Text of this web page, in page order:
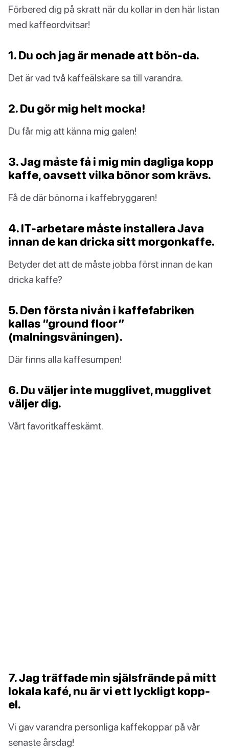
Förbered dig på skratt när du kollar in den här listan
med kaffeordvitsar!
1. Du och jag är menade att bön-da.
Det är vad två kaffeälskare sa till varandra.
2. Du gör mig helt mocka!
Du får mig att känna mig galen!
3. Jag måste få i mig min dagliga kopp
kaffe, oavsett vilka bönor som krävs.
Få de där bönorna i kaffebryggaren!
4. IT-arbetare måste installera Java
innan de kan dricka sitt morgonkaffe.
Betyder det att de måste jobba först innan de kan
dricka kaffe?
5. Den första nivån i kaffefabriken
kallas ”ground floor”
(malningsvåningen).
Där finns alla kaffesumpen!
6. Du väljer inte mugglivet, mugglivet
väljer dig.
Vårt favoritkaffeskämt.
7. Jag träffade min själsfrände på mitt
lokala kafé, nu är vi ett lyckligt kopp-
el.
Vi gav varandra personliga kaffekoppar på vår
senaste årsdag!